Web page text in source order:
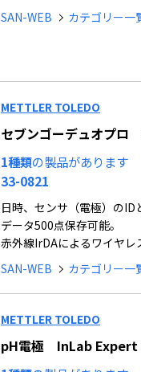
SAN-WEB カテゴリー一
METTLER TOLEDO
セブンゴーデュオプロ
1種類の製品があります
33-0821
日時、センサ（電極）の
データ500点保存可能。
赤外線IrDAによるワイヤレ
SAN-WEB
カテゴリー一
METTLER TOLEDO
pH電極 InLab Expert